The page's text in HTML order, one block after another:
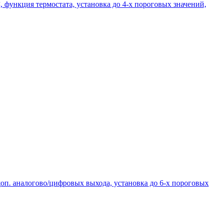
термостата, установка до 4-х пороговых значений,
аналогово/цифровых выхода, установка до 6-х пороговых